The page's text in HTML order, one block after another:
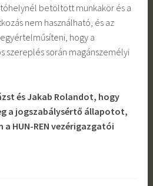
betöltött munkakör és a
nem használható, és az
hogy a
szereplés során magánszemélyi
és Jakab Rolandot, hogy
a jogszabálysértő állapotot,
HUN-REN vezérigazgatói